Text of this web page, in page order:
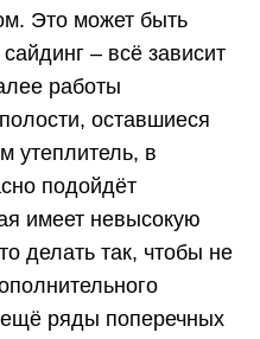
Это может быть
– всё зависит
работы
оставшиеся
утеплитель, в
подойдёт
имеет невысокую
делать так, чтобы не
ряды поперечных